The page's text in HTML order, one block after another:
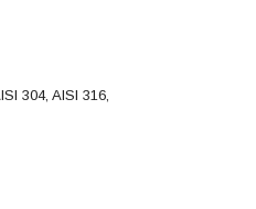
304, AISI 316,